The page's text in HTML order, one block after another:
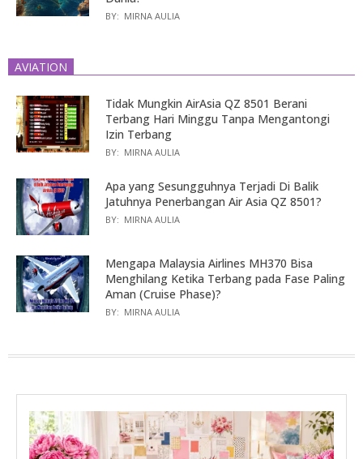
BY: MIRNA AULIA
AVIATION
Tidak Mungkin AirAsia QZ 8501 Berani
Terbang Hari Minggu Tanpa Mengantongi
Izin Terbang
BY: MIRNA AULIA
Apa yang Sesungguhnya Terjadi Di Balik
Jatuhnya Penerbangan Air Asia QZ 8501?
BY: MIRNA AULIA
Mengapa Malaysia Airlines MH370 Bisa
Menghilang Ketika Terbang pada Fase Paling
Aman (Cruise Phase)?
BY: MIRNA AULIA